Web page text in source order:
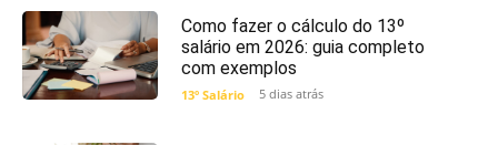
Como fazer o cálculo do 13º
salário em 2026: guia completo
com exemplos
13º Salário 5 dias atrás